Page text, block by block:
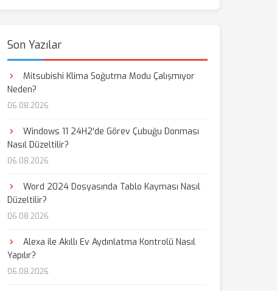
Son Yazılar
Mitsubishi Klima Soğutma Modu Çalışmıyor
Neden?
06.08.2026
Windows 11 24H2'de Görev Çubuğu Donması
Nasıl Düzeltilir?
06.08.2026
Word 2024 Dosyasında Tablo Kayması Nasıl
Düzeltilir?
06.08.2026
Alexa ile Akıllı Ev Aydınlatma Kontrolü Nasıl
Yapılır?
06.08.2026